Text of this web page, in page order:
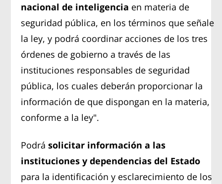
nacional de inteligencia en materia de
seguridad pública, en los términos que señale
la ley, y podrá coordinar acciones de los tres
órdenes de gobierno a través de las
instituciones responsables de seguridad
pública, los cuales deberán proporcionar la
información de que dispongan en la materia,
conforme a la ley".
Podrásolicitar información a las
instituciones y dependencias del Estado
para la identificación y esclarecimiento de los